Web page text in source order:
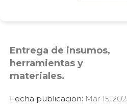
Entrega de insumos,
herramientas y
materiales.
Fecha publicacion: Mar 15,